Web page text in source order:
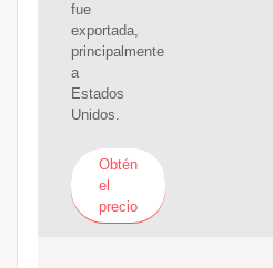
fue
exportada,
principalmente
a
Estados
Unidos.
Obtén
el
precio